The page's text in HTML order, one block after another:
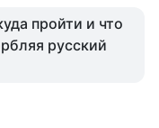
пройти и что
русский